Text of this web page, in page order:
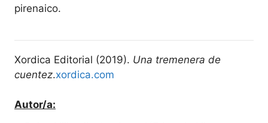
pirenaico.
Xordica Editorial (2019). Una tremenera de
cuentez.xordica.com
Autor/a: